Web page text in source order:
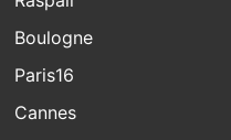
Boulogne
Paris16
Cannes